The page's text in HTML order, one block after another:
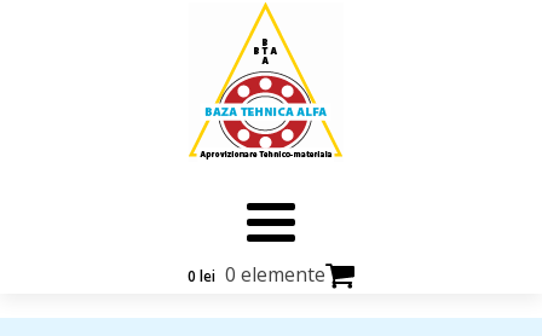
0 lei 0 elemente